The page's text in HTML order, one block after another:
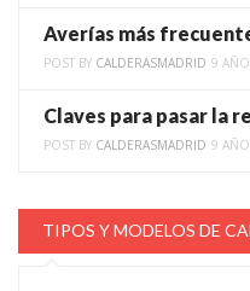
Averías más
POST BY CALDERASMADRID 9
Claves para pasar la
POST BY CALDERASMADRID 9
TIPOS Y MODELOS DE